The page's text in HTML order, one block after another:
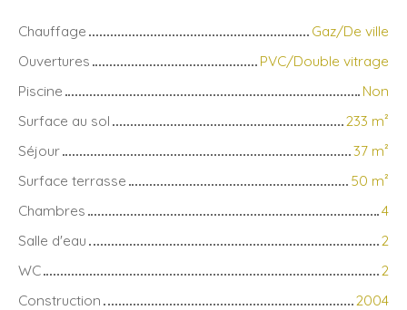
Chauffage
Gaz/De ville
Ouvertures
PVC/Double vitrage
Piscine
Non
Surface au sol
233 m²
Séjour
37 m²
Surface terrasse
50 m²
Chambres
4
Salle d'eau
2
WC
2
Construction
2004